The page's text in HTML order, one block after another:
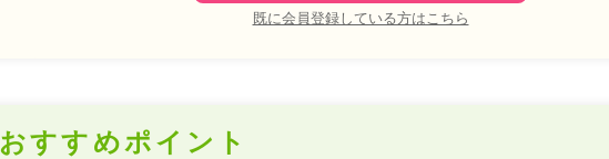
既に会員登録している方はこちら
おすすめポイント